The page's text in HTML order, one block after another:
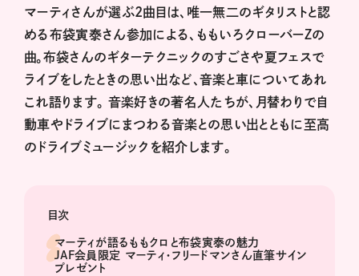
マーティさんが選ぶ2曲目は、唯一無二のギタリストと認
める布袋寅泰さん参加による、ももいろクローバーZの
曲。布袋さんのギターテクニックのすごさや夏フェスで
ライブをしたときの思い出など、音楽と車についてあれ
これ語ります。 音楽好きの著名人たちが、月替わりで自
動車やドライブにまつわる音楽との思い出とともに至高
のドライブミュージックを紹介します。
目次
マーティが語るももクロと布袋寅泰の魅力
JAF会員限定 マーティ・フリードマンさん直筆サイン
プレゼント